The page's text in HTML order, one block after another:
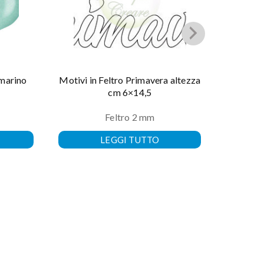
Motivi in Feltro Primavera altezza
cm 6×14,5
Feltro 2 mm
LEGGI TUTTO